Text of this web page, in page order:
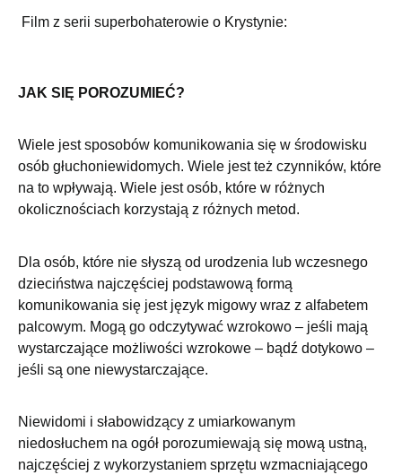
Film z serii superbohaterowie o Krystynie:
JAK SIĘ POROZUMIEĆ?
Wiele jest sposobów komunikowania się w środowisku
osób głuchoniewidomych. Wiele jest też czynników, które
na to wpływają. Wiele jest osób, które w różnych
okolicznościach korzystają z różnych metod.
Dla osób, które nie słyszą od urodzenia lub wczesnego
dzieciństwa najczęściej podstawową formą
komunikowania się jest język migowy wraz z alfabetem
palcowym. Mogą go odczytywać wzrokowo – jeśli mają
wystarczające możliwości wzrokowe – bądź dotykowo –
jeśli są one niewystarczające.
Niewidomi i słabowidzący z umiarkowanym
niedosłuchem na ogół porozumiewają się mową ustną,
najczęściej z wykorzystaniem sprzętu wzmacniającego